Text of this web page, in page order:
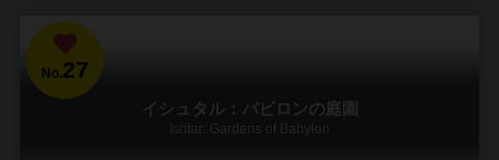
No.27
イシュタル：バビロンの庭園
Ishtar: Gardens of Babylon